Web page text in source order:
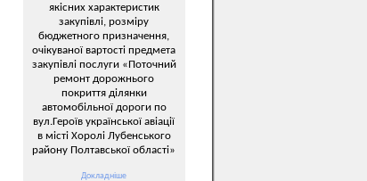
якісних характеристик
закупівлі, розміру
бюджетного призначення,
очікуваної вартості предмета
закупівлі послуги «Поточний
ремонт дорожнього
покриття ділянки
автомобільної дороги по
вул.Героїв української авіації
в місті Хоролі Лубенського
району Полтавської області»
Докладніше